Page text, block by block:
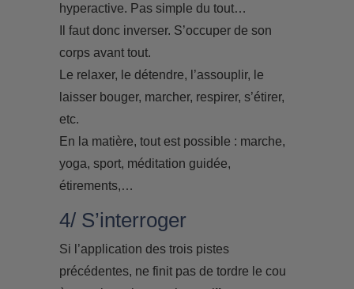
hyperactive. Pas simple du tout…
Il faut donc inverser. S’occuper de son
corps avant tout.
Le relaxer, le détendre, l’assouplir, le
laisser bouger, marcher, respirer, s’étirer,
etc.
En la matière, tout est possible : marche,
yoga, sport, méditation guidée,
étirements,…
4/ S’interroger
Si l’application des trois pistes
précédentes, ne finit pas de tordre le cou